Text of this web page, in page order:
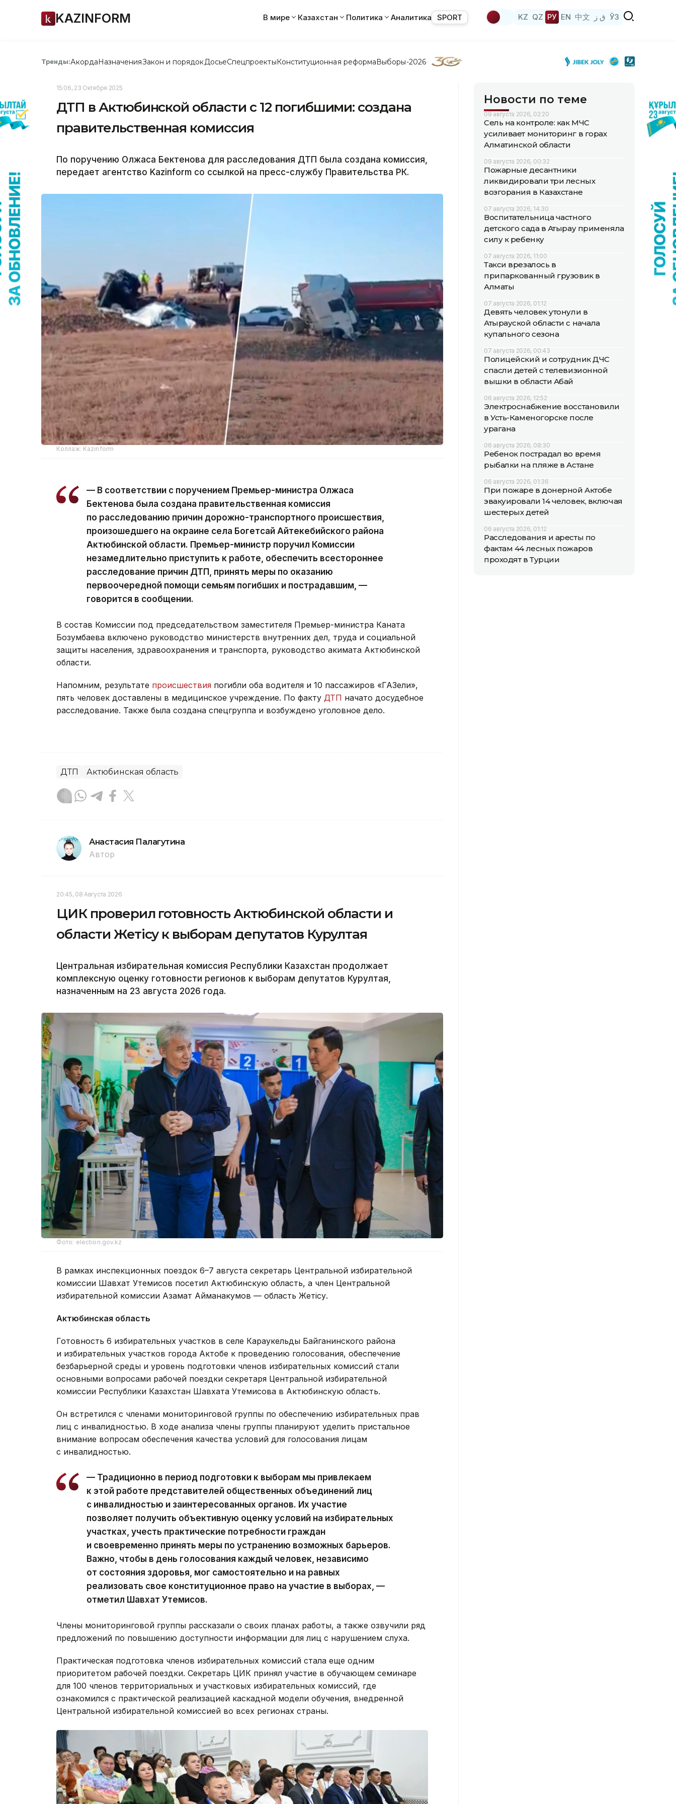
KAZINFORM В мире Казахстан Политика Аналитика SPORT KZ QZ РУ EN 中文 ق ز ЎЗ
Тренды:АкордаНазначенияЗакон и порядок ДосьеСпецпроектыКонституционная реформаВыборы-2026
15:06, 23 Октября 2025
ДТП в Актюбинской области с 12 погибшими: создана
правительственная комиссия
По поручению Олжаса Бектенова для расследования ДТП была создана комиссия,
передает агентство Kazinform со ссылкой на пресс-службу Правительства РК.
Коллаж: Kazinform
— В соответствии с поручением Премьер-министра Олжаса
Бектенова была создана правительственная комиссия
по расследованию причин дорожно-транспортного происшествия,
произошедшего на окраине села Богетсай Айтекебийского района
Актюбинской области. Премьер-министр поручил Комиссии
незамедлительно приступить к работе, обеспечить всестороннее
расследование причин ДТП, принять меры по оказанию
первоочередной помощи семьям погибших и пострадавшим, —
говорится в сообщении.
В состав Комиссии под председательством заместителя Премьер-министра Каната
Бозумбаева включено руководство министерств внутренних дел, труда и социальной
защиты населения, здравоохранения и транспорта, руководство акимата Актюбинской
области.
Напомним, результате происшествия погибли оба водителя и 10 пассажиров «ГАЗели»,
пять человек доставлены в медицинское учреждение. По факту ДТП начато досудебное
расследование. Также была создана спецгруппа и возбуждено уголовное дело.
ДТП Актюбинская область
Анастасия Палагутина
Автор
20:45, 08 Августа 2026
ЦИК проверил готовность Актюбинской области и
области Жетісу к выборам депутатов Курултая
Центральная избирательная комиссия Республики Казахстан продолжает
комплексную оценку готовности регионов к выборам депутатов Курултая,
назначенным на 23 августа 2026 года.
Фото: election.gov.kz
В рамках инспекционных поездок 6–7 августа секретарь Центральной избирательной
комиссии Шавхат Утемисов посетил Актюбинскую область, а член Центральной
избирательной комиссии Азамат Айманакумов — область Жетісу.
Актюбинская область
Готовность 6 избирательных участков в селе Караукельды Байганинского района
и избирательных участков города Актобе к проведению голосования, обеспечение
безбарьерной среды и уровень подготовки членов избирательных комиссий стали
основными вопросами рабочей поездки секретаря Центральной избирательной
комиссии Республики Казахстан Шавхата Утемисова в Актюбинскую область.
Он встретился с членами мониторинговой группы по обеспечению избирательных прав
лиц с инвалидностью. В ходе анализа члены группы планируют уделить пристальное
внимание вопросам обеспечения качества условий для голосования лицам
с инвалидностью.
— Традиционно в период подготовки к выборам мы привлекаем
к этой работе представителей общественных объединений лиц
с инвалидностью и заинтересованных органов. Их участие
позволяет получить объективную оценку условий на избирательных
участках, учесть практические потребности граждан
и своевременно принять меры по устранению возможных барьеров.
Важно, чтобы в день голосования каждый человек, независимо
от состояния здоровья, мог самостоятельно и на равных
реализовать свое конституционное право на участие в выборах, —
отметил Шавхат Утемисов.
Члены мониторинговой группы рассказали о своих планах работы, а также озвучили ряд
предложений по повышению доступности информации для лиц с нарушением слуха.
Практическая подготовка членов избирательных комиссий стала еще одним
приоритетом рабочей поездки. Секретарь ЦИК принял участие в обучающем семинаре
для 100 членов территориальных и участковых избирательных комиссий, где
ознакомился с практической реализацией каскадной модели обучения, внедренной
Центральной избирательной комиссией во всех регионах страны.
Новости по теме
09 августа 2026, 02:20
Сель на контроле: как МЧС
усиливает мониторинг в горах
Алматинской области
09 августа 2026, 00:32
Пожарные десантники
ликвидировали три лесных
возгорания в Казахстане
07 августа 2026, 14:30
Воспитательница частного
детского сада в Атырау применяла
силу к ребенку
07 августа 2026, 11:00
Такси врезалось в
припаркованный грузовик в
Алматы
07 августа 2026, 01:12
Девять человек утонули в
Атырауской области с начала
купального сезона
07 августа 2026, 00:43
Полицейский и сотрудник ДЧС
спасли детей с телевизионной
вышки в области Абай
06 августа 2026, 12:52
Электроснабжение восстановили
в Усть-Каменогорске после
урагана
06 августа 2026, 08:30
Ребенок пострадал во время
рыбалки на пляже в Астане
06 августа 2026, 01:36
При пожаре в донерной Актобе
эвакуировали 14 человек, включая
шестерых детей
06 августа 2026, 01:12
Расследования и аресты по
фактам 44 лесных пожаров
проходят в Турции